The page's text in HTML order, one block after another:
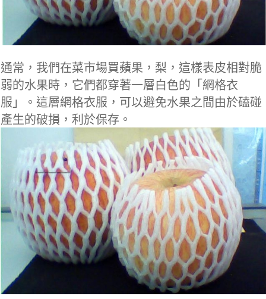
通常，我們在菜市場買蘋果，梨，這樣表皮相對脆
弱的水果時，它們都穿著一層白色的「網格衣
服」。這層網格衣服，可以避免水果之間由於磕碰
產生的破損，利於保存。